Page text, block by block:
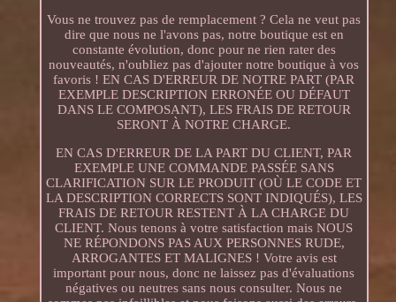
Vous ne trouvez pas de remplacement ? Cela ne veut pas
dire que nous ne l'avons pas, notre boutique est en
constante évolution, donc pour ne rien rater des
nouveautés, n'oubliez pas d'ajouter notre boutique à vos
favoris ! EN CAS D'ERREUR DE NOTRE PART (PAR
EXEMPLE DESCRIPTION ERRONÉE OU DÉFAUT
DANS LE COMPOSANT), LES FRAIS DE RETOUR
SERONT À NOTRE CHARGE.
EN CAS D'ERREUR DE LA PART DU CLIENT, PAR
EXEMPLE UNE COMMANDE PASSÉE SANS
CLARIFICATION SUR LE PRODUIT (OÙ LE CODE ET
LA DESCRIPTION CORRECTS SONT INDIQUÉS), LES
FRAIS DE RETOUR RESTENT À LA CHARGE DU
CLIENT. Nous tenons à votre satisfaction mais NOUS
NE RÉPONDONS PAS AUX PERSONNES RUDE,
ARROGANTES ET MALIGNES ! Votre avis est
important pour nous, donc ne laissez pas d'évaluations
négatives ou neutres sans nous consulter. Nous ne